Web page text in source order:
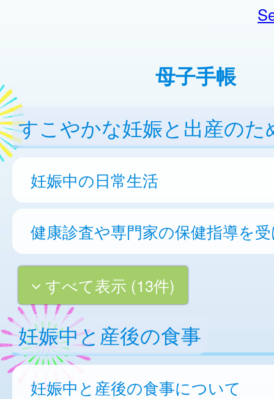
母子手帳
すこやかな妊娠と出産のた
妊娠中の日常生活
健康診査や専門家の保健指導を
すべて表示 (13件)
妊娠中と産後の食事
妊娠中と産後の食事について